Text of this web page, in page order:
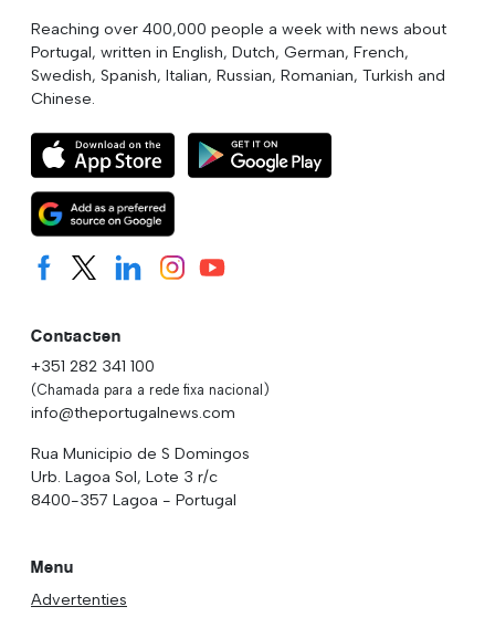
Reaching over 400,000 people a week with news about
Portugal, written in English, Dutch, German, French,
Swedish, Spanish, Italian, Russian, Romanian, Turkish and
Chinese.
Contacten
+351 282 341 100
(Chamada para a rede fixa nacional)
info@theportugalnews.com
Rua Municipio de S Domingos
Urb. Lagoa Sol, Lote 3 r/c
8400-357 Lagoa - Portugal
Menu
Advertenties